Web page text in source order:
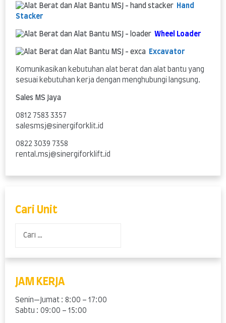
Hand
Stacker
Wheel Loader
Excavator
Komunikasikan kebutuhan alat berat dan alat bantu yang
sesuai kebutuhan kerja dengan menghubungi langsung.
Sales MS Jaya
0812 7583 3357
salesmsj@sinergiforklit.id
0822 3039 7358
rental.msj@sinergiforklift.id
Cari Unit
untuk:
JAM KERJA
Senin—Jumat : 8:00 – 17:00
Sabtu : 09:00 – 15:00